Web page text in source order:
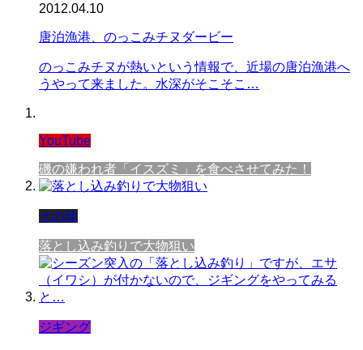
2012.04.10
唐泊漁港、のっこみチヌダービー
のっこみチヌが熱いという情報で、近場の唐泊漁港へ
うやって来ました。水深がそこそこ…
YouTube
磯の嫌われ者「イスズミ」を食べさせてみた！
その他
落とし込み釣りで大物狙い
ジギング